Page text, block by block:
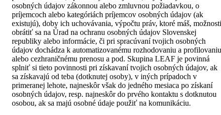
osobných údajov zákonnou alebo zmluvnou požiadavkou, o
príjemcoch alebo kategóriách príjemcov osobných údajov (ak
existujú), doby ich uchovávania, výpočtu práv, ktoré máš, možnosti
obrátiť sa na Úrad na ochranu osobných údajov Slovenskej
republiky alebo informácie, či pri spracúvaní tvojich osobných
údajov dochádza k automatizovanému rozhodovaniu a profilovaniu
alebo cezhraničnému prenosu a pod. Skupina LEAF je povinná
splniť si tieto povinnosti pri získavaní tvojich osobných údajov, ak
sa získavajú od teba (dotknutej osoby), v iných prípadoch v
primeranej lehote, najneskôr však do jedného mesiaca po získaní
osobných údajov, resp. najneskôr do prvého kontaktu s dotknutou
osobou, ak sa majú osobné údaje použiť na komunikáciu.